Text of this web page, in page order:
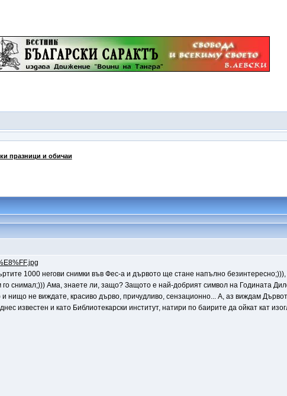
празници и обичаи
1000 негови снимки във Фес-а и дървото ще стане напълно
снимал;))) Ама, знаете ли, защо? Защото е най-добрият символ на Годината
нищо не виждате, красиво дърво, причудливо, сензационно... А, аз виждам
известен и като Библиотекарски институт, натири по баирите да ойкат кат